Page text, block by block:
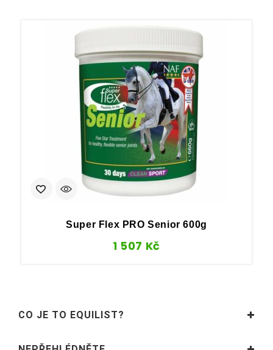
Super Flex PRO Senior 600g
1 507 Kč
CO JE TO EQUILIST?